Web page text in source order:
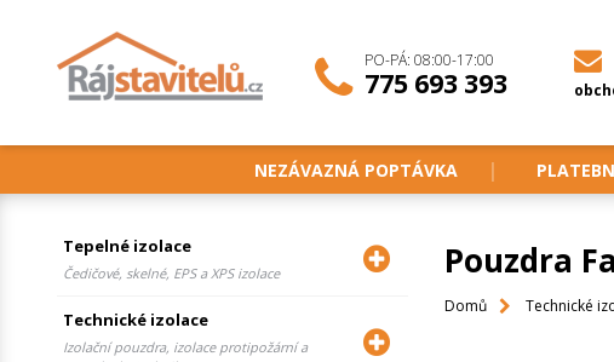
PO-PÁ: 08:00-17:00
775 693 393
NEZÁVAZNÁ POPTÁVKA
Tepelné izolace
Čedičové, skelné, EPS a XPS izolace
Technické izolace
Izolační pouzdra, izolace protipožární a
Pouzdra
Domů Technické